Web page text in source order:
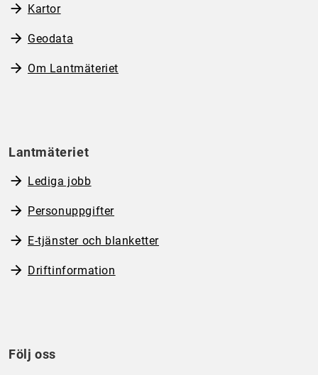
Kartor
Geodata
Om Lantmäteriet
Lantmäteriet
Lediga jobb
Personuppgifter
E-tjänster och blanketter
Driftinformation
Följ oss